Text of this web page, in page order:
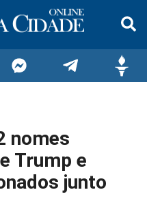
no
no
TelegramGettr
nomes
Trump e
junto